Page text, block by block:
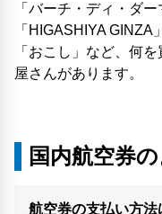
「バーチ・ディ・ダ
「HIGASHIYA
「おこし」など、何
屋さんがあります。
国内航空券
航空券の支払い方法